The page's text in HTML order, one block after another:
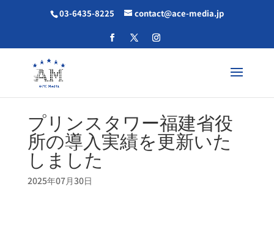
03-6435-8225 contact@ace-media.jp
プリンスタワー福建省役
所の導入実績を更新いた
しました
2025年07月30日